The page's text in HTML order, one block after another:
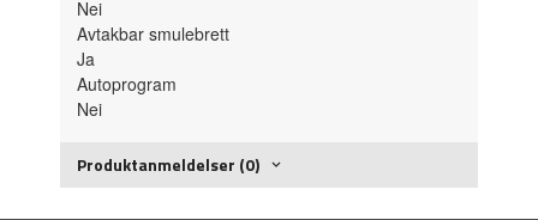
Nei
Avtakbar smulebrett
Ja
Autoprogram
Nei
Produktanmeldelser (0)